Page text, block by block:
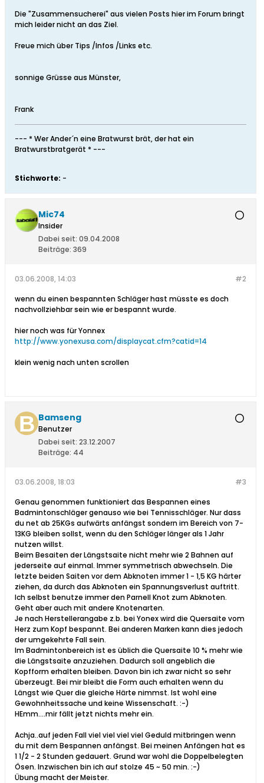
Die "Zusammensucherei" aus vielen Posts hier im Forum bringt
mich leider nicht an das Ziel.
Freue mich über Tips /Infos /Links etc.
sonnige Grüsse aus Münster,
Frank
--- * Wer Ander´n eine Bratwurst brät, der hat ein
Bratwurstbratgerät * ---
Stichworte: -
Mic74
Insider
Dabei seit: 09.04.2008
Beiträge: 369
#2
03.06.2008, 14:03
wenn du einen bespannten Schläger hast müsste es doch
nachvollziehbar sein wie er bespannt wurde.
hier noch was für Yonnex
http://www.yonexusa.com/displaycat.cfm?catid=14
klein wenig nach unten scrollen
Bamseng
Benutzer
Dabei seit: 23.12.2007
Beiträge: 44
#3
03.06.2008, 18:03
Genau genommen funktioniert das Bespannen eines
Badmintonschläger genauso wie bei Tennisschläger. Nur dass
du net ab 25KGs aufwärts anfängst sondern im Bereich von 7-
13KG bleiben sollst, wenn du den Schläger länger als 1 Jahr
nutzen willst.
Beim Besaiten der Längstsaite nicht mehr wie 2 Bahnen auf
jederseite auf einmal. Immer symmetrisch abwechseln. Die
letzte beiden Saiten vor dem Abknoten immer 1 - 1,5 KG härter
ziehen, da durch das Abknoten ein Spannungsverlust auftritt.
Ich selbst benutze immer den Parnell Knot zum Abknoten.
Geht aber auch mit andere Knotenarten.
Je nach Herstellerangabe z.b. bei Yonex wird die Quersaite vom
Herz zum Kopf bespannt. Bei anderen Marken kann dies jedoch
der umgekehrte Fall sein.
Im Badmintonbereich ist es üblich die Quersaite 10 % mehr wie
die Längstsaite anzuziehen. Dadurch soll angeblich die
Kopfform erhalten bleiben. Davon bin ich zwar nicht so sehr
überzeugt. Bei mir bleibt die Form auch erhalten wenn du
Längst wie Quer die gleiche Härte nimmst. Ist wohl eine
Gewohnheitssache und keine Wissenschaft. :-)
HEmm....mir fällt jetzt nichts mehr ein.
Achja..auf jeden Fall viel viel viel viel Geduld mitbringen wenn
du mit dem Bespannen anfängst. Bei meinen Anfängen hat es
1 1/2 - 2 Stunden gedauert. Grund war wohl die Doppelbelegten
Ösen. Inzwischen bin ich auf stolze 45 ~ 50 min. :-)
Übung macht der Meister.